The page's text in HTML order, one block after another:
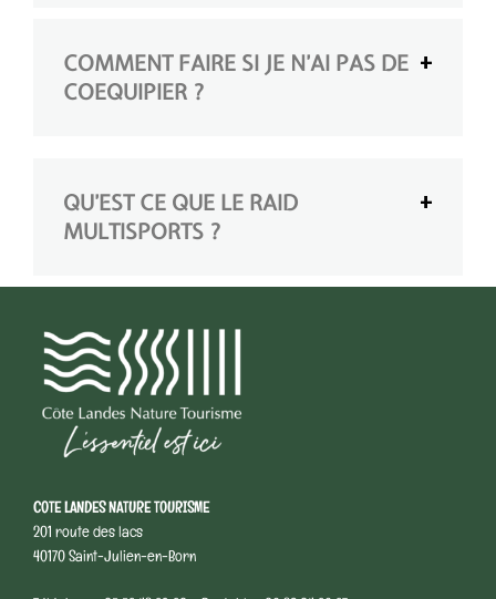
COMMENT FAIRE SI JE N’AI PAS DE
COEQUIPIER ?
QU’EST CE QUE LE RAID
MULTISPORTS ?
COTE LANDES NATURE TOURISME
201 route des lacs
40170 Saint-Julien-en-Born